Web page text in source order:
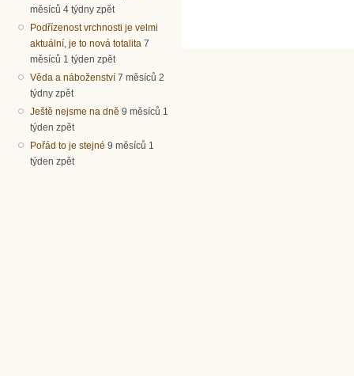
měsíců 4 týdny zpět
Podřízenost vrchnosti je velmi
aktuální, je to nová totalita 7
měsíců 1 týden zpět
Věda a náboženství 7 měsíců 2
týdny zpět
Ještě nejsme na dně 9 měsíců 1
týden zpět
Pořád to je stejné 9 měsíců 1
týden zpět